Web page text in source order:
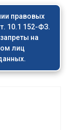
правовых
10.1 152-ФЗ.
на
лиц